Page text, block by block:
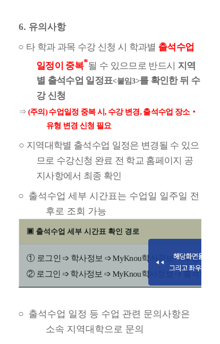
6. 유의사항
○ 타 학과 과목 수강 신청 시 학과별 출석수업
일정이 중복*될 수 있으므로 반드시 지역
별 출석수업 일정표<붙임3>를 확인한 뒤 수
강 신청
⇒ (주의 )수업일정 중복 시, 수강 변경,출석수업 장소‧
유형 변경 신청 필요
○ 지역대학별 출석수업 일정은 변경될 수 있으
므로 수강신청 완료 전 학교 홈페이지 공
지사항에서 최종 확인
○ 출석수업 세부 시간표는 수업일 일주일 전
후로 조회 가능
▣ 출석수업 세부 시간표 확인 경로
① 로그인 ➩ 학사정보 ➩MyKnou학사정보➩수강목록
② 로그인 ➩ 학사정보 ➩ MyKnou학사정보 ➩ 출석수업
○ 출석수업 일정 등 수업 관련 문의사항은
소속 지역대학으로 문의